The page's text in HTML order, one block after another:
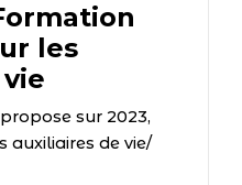
les
sur 2023,
auxiliaires de vie/